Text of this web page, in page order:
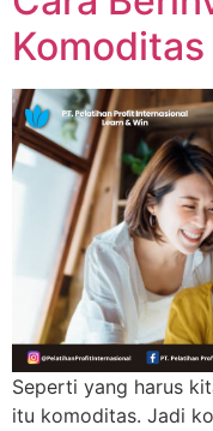
Seperti yang harus
itu komoditas. Jadi